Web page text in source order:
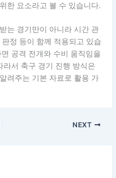
한 요소라고 볼 수 있습니다.
는 경기만이 아니라 시간 관
정 등이 함께 적용되고 있습
공격 전개와 수비 움직임을
서 축구 경기 진행 방식은
려주는 기본 자료로 활용 가
NEXT